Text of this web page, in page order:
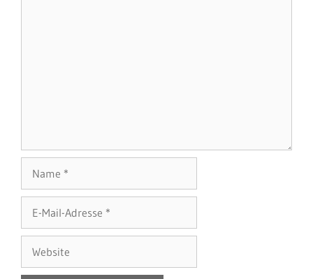
Mail-
Adresse